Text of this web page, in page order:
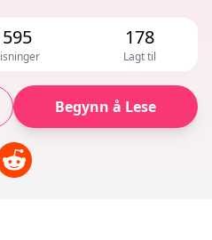
595 178
Lagt til
Begynn å Lese